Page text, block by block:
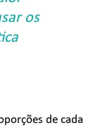
os
de cada